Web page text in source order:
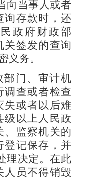
向当事人或者
询存款时，还
政府财政部
关签发的查询
义务。
部门、审计机
调查或者检查
失或者以后难
级以上人民政
、监察机关的
登记保存，并
理决定。在此
人员不得销毁